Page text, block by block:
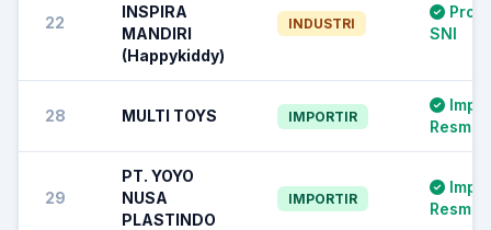
22
INSPIRA
MANDIRI
(Happykiddy)
INDUSTRI
SNI
28 MULTI TOYS IMPORTIR
Resmi
29
PT. YOYO
NUSA
PLASTINDO
IMPORTIR
Resmi